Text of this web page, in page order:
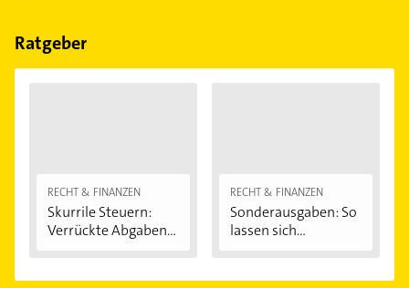
Jahresabschluss.
Ratgeber
RECHT & FINANZEN
Skurrile Steuern:
Verrückte Abgaben...
RECHT & FINANZEN
Sonderausgaben: So
lassen sich...